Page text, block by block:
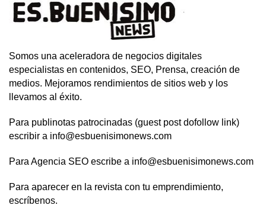
Somos una aceleradora de negocios digitales
especialistas en contenidos, SEO, Prensa, creación de
medios. Mejoramos rendimientos de sitios web y los
llevamos al éxito.
Para publinotas patrocinadas (guest post dofollow link)
escribir a info@esbuenisimonews.com
Para Agencia SEO escribe a info@esbuenisimonews.com
Para aparecer en la revista con tu emprendimiento,
escríbenos.